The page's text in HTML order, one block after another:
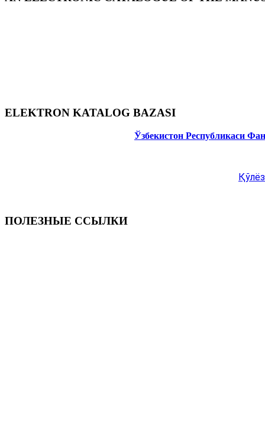
ELEKTRON KATALOG BAZASI
Ўзбекистон Республикаси
ПОЛЕЗНЫЕ ССЫЛКИ